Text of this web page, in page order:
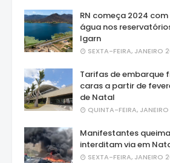
RN começa 2024
água nos
Igarn
SEXTA-FEIRA, JANEIRO
Tarifas de embarque
caras a partir de
de Natal
QUINTA-FEIRA,
Manifestantes
interditam via em
SEXTA-FEIRA, JANEIRO